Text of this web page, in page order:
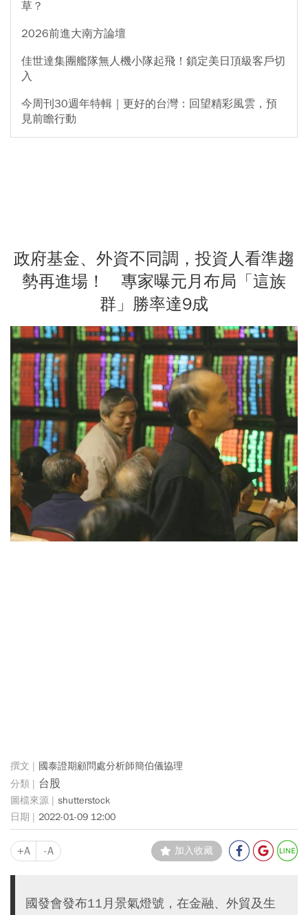
草？
2026前進大南方論壇
佳世達集團艦隊無人機小隊起飛！鎖定美日頂級客戶切
入
今周刊30週年特輯｜更好的台灣：回望精彩風雲，預
見前瞻行動
政府基金、外資不同調，投資人看準趨
勢再進場！ 專家曝元月布局「這族
群」勝率達9成
國泰證期顧問處分析師簡伯儀協理
台股
shutterstock
2022-01-09 12:00
+A -A 加入收藏
國發會發布11月景氣燈號，在金融、外貿及生